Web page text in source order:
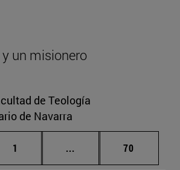
un misionero
de Teología
de Navarra
Página
1 ... Páginas intermedias
Página
70